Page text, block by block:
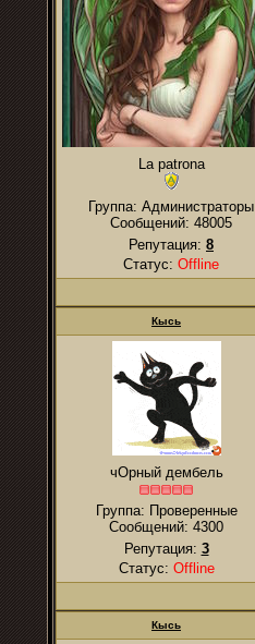
La patrona
Группа: Администраторы
Сообщений: 48005
Репутация: 8
Статус: Offline
Кысь
чОрный дембель
Группа: Проверенные
Сообщений: 4300
Репутация: 3
Статус: Offline
Кысь